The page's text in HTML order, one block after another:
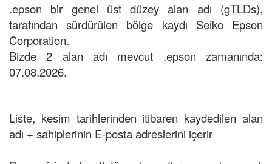
.epson bir genel üst düzey alan adı (gTLDs),
tarafından sürdürülen bölge kaydı Seiko Epson
Corporation.
Bizde 2 alan adı mevcut .epson zamanında:
07.08.2026.
Liste, kesim tarihlerinden itibaren kaydedilen alan
adı + sahiplerinin E-posta adreslerini içerir